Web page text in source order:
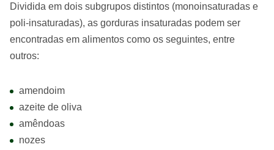
Dividida em dois subgrupos distintos (monoinsaturadas e
poli-insaturadas), as gorduras insaturadas podem ser
encontradas em alimentos como os seguintes, entre
outros:
amendoim
azeite de oliva
amêndoas
nozes